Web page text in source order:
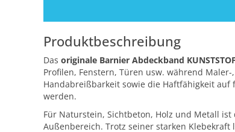
Produktbeschreibung
Das originale Barnier Abdeckband
Profilen, Fenstern, Türen usw. während
Handabreißbarkeit sowie die Haftfähigkeit
werden.
Für Naturstein, Sichtbeton, Holz und Metall ist
Außenbereich. Trotz seiner starken